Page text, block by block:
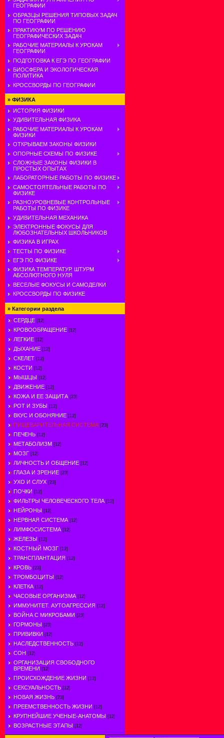
ГЕОГРАФИИ
ОБРАЗЦЫ РЕШЕНИЯ ТИПОВЫХ ЗАДАЧ
ПО ГЕОГРАФИИ
ПРАКТИКУМ ПО РЕШЕНИЮ
ГЕОГРАФИЧЕСКИХ ЗАДАЧ
РАБОЧИЕ МАТЕРИАЛЫ К УРОКАМ
ГЕОГРАФИИ
ПОДГОТОВКА К ЕГЭ ПО ГЕОГРАФИИ
БИОСФЕРА И ЭКОЛОГИЧЕСКАЯ
ПОЛИТИКА
КРОССВОРДЫ ПО ГЕОГРАФИИ
» ФИЗИКА
ИСТОРИЯ ФИЗИКИ
УДИВИТЕЛЬНАЯ ФИЗИКА
РАБОЧИЕ МАТЕРИАЛЫ К УРОКАМ
ФИЗИКИ
ОТКРЫВАЕМ ЗАКОНЫ ФИЗИКИ
ОПОРНЫЕ СХЕМЫ ПО ФИЗИКЕ
СЛОЖНЫЕ ЗАКОНЫ ФИЗИКИ В
ПРОСТЫХ ОПЫТАХ
ЛАБОРАТОРНЫЕ РАБОТЫ ПО ФИЗИКЕ
САМОСТОЯТЕЛЬНЫЕ РАБОТЫ ПО
ФИЗИКЕ
РАЗНОУРОВНЕВЫЕ КОНТРОЛЬНЫЕ
РАБОТЫ ПО ФИЗИКЕ
УДИВИТЕЛЬНАЯ МЕХАНИКА
ЭЛЕКТРОННЫЕ ФОКУСЫ ДЛЯ
ЛЮБОЗНАТЕЛЬНЫХ ШКОЛЬНИКОВ
ФИЗИКА В ИГРАХ
ТЕСТЫ ПО ФИЗИКЕ
ЕГЭ ПО ФИЗИКЕ
ФИЗИКА ТЕМПЕРАТУР. ШТУРМ
АБСОЛЮТНОГО НУЛЯ
ВЕСЕЛЫЕ ФОКУСЫ И САМОДЕЛКИ
КРОССВОРДЫ ПО ФИЗИКЕ
» Категории раздела
СЕРДЦЕ [12]
КРОВООБРАЩЕНИЕ [12]
ЛЕГКИЕ [12]
ДЫХАНИЕ [12]
СКЕЛЕТ [12]
КОСТИ [12]
МЫШЦЫ [12]
ДВИЖЕНИЕ [12]
КОЖА И ЕЕ ЗАЩИТА [23]
РОТ И ЗУБЫ [12]
ВКУС И ОБОНЯНИЕ [12]
ПИЩЕВАРИТЕЛЬНАЯ СИСТЕМА [23]
ПЕЧЕНЬ [12]
МЕТАБОЛИЗМ [12]
МОЗГ [12]
ЛИЧНОСТЬ И ОБЩЕНИЕ [12]
ГЛАЗА И ЗРЕНИЕ [23]
УХО И СЛУХ [23]
ПОЧКИ [12]
ФИЛЬТРЫ ЧЕЛОВЕЧЕСКОГО ТЕЛА [12]
НЕЙРОНЫ [12]
НЕРВНАЯ СИСТЕМА [12]
ЛИМФОСИСТЕМА [12]
ЖЕЛЕЗЫ [12]
КОСТНЫЙ МОЗГ [12]
ТРАНСПЛАНТАЦИЯ [12]
КРОВЬ [23]
ТРОМБОЦИТЫ [12]
КЛЕТКА [12]
ЧАСОВЫЕ ОРГАНИЗМА [12]
ИММУНИТЕТ. АУТОАГРЕССИЯ [12]
ВОЙНА С МИКРОБАМИ [23]
ГОРМОНЫ [23]
ПРИВИВКИ [12]
НАСЛЕДСТВЕННОСТЬ [12]
СОН [12]
ОРГАНИЗАЦИЯ СВОБОДНОГО
ВРЕМЕНИ [12]
ПРОИСХОЖДЕНИЕ ЖИЗНИ [12]
СЕКСУАЛЬНОСТЬ [12]
НОВАЯ ЖИЗНЬ [23]
ПРЕЕМСТВЕННОСТЬ ЖИЗНИ [12]
КРУПНЕЙШИЕ УЧЕНЫЕ-АНАТОМЫ [12]
ВОЗРАСТНЫЕ ЭТАПЫ [12]